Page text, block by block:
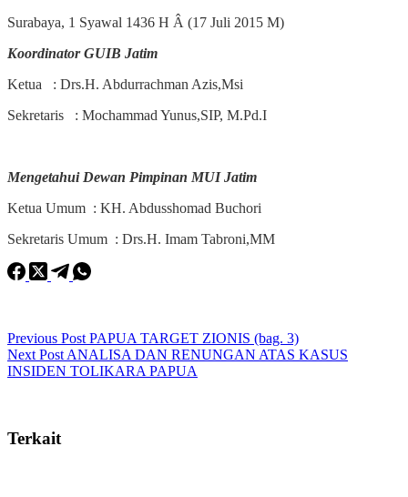
Surabaya, 1 Syawal 1436 H Â (17 Juli 2015 M)
Koordinator GUIB Jatim
Ketua : Drs.H. Abdurrachman Azis,Msi
Sekretaris : Mochammad Yunus,SIP, M.Pd.I
Mengetahui Dewan Pimpinan MUI Jatim
Ketua Umum : KH. Abdusshomad Buchori
Sekretaris Umum : Drs.H. Imam Tabroni,MM
Previous Post PAPUA TARGET ZIONIS (bag. 3)
Next Post ANALISA DAN RENUNGAN ATAS KASUS
INSIDEN TOLIKARA PAPUA
Terkait